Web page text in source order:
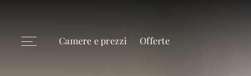
Camere e prezzi Offerte